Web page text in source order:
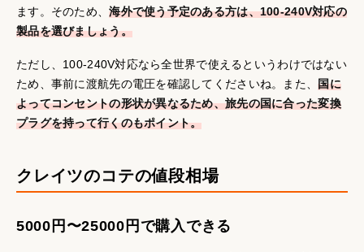
ます。そのため、海外で使う予定のある方は、100-240V対応の
製品を選びましょう。
ただし、100-240V対応なら全世界で使えるというわけではない
ため、事前に渡航先の電圧を確認してくださいね。また、国に
よってコンセントの形状が異なるため、旅先の国に合った変換
プラグを持って行くのもポイント。
クレイツのコテの値段相場
5000円〜25000円で購入できる